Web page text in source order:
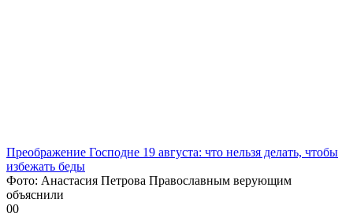
Преображение Господне 19 августа: что нельзя делать, чтобы
избежать беды
Фото: Анастасия Петрова Православным верующим
объяснили
00